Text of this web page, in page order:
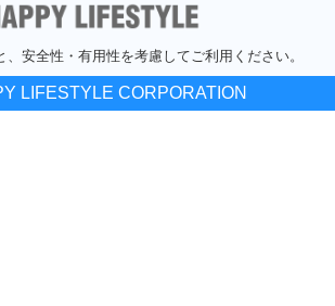
、安全性・有用性を考慮してご利用ください。
LIFESTYLE CORPORATION